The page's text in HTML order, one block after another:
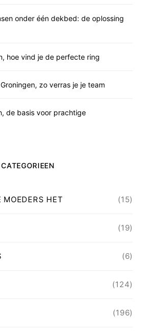
onder één dekbed: de oplossing
hoe vind je de perfecte ring
zo verras je je team
de basis voor prachtige
CATEGORIEEN
MOEDERS HET (15)
(19)
(6)
(124)
(196)